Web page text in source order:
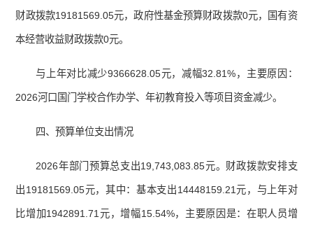
财政拨款19181569.05元，政府性基金预算财政拨款0元，国有资
本经营收益财政拨款0元。
与上年对比减少9366628.05元，减幅32.81%，主要原因：
2026河口国门学校合作办学、年初教育投入等项目资金减少。
四、预算单位支出情况
2026年部门预算总支出19,743,083.85元。财政拨款安排支
出19181569.05元，其中：基本支出14448159.21元，与上年对
比增加1942891.71元，增幅15.54%，主要原因是：在职人员增